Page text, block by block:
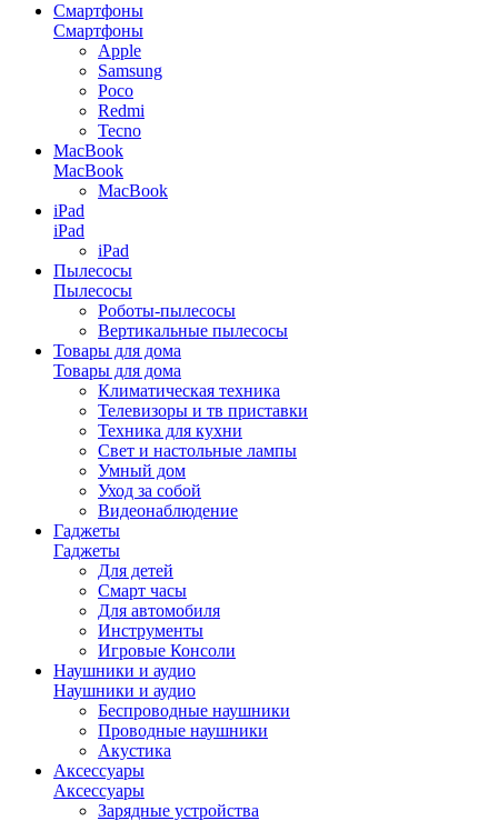
Смартфоны
Смартфоны
Apple
Samsung
Poco
Redmi
Tecno
MacBook
MacBook
MacBook
iPad
iPad
iPad
Пылесосы
Пылесосы
Роботы-пылесосы
Вертикальные пылесосы
Товары для дома
Товары для дома
Климатическая техника
Телевизоры и тв приставки
Техника для кухни
Свет и настольные лампы
Умный дом
Уход за собой
Видеонаблюдение
Гаджеты
Гаджеты
Для детей
Смарт часы
Для автомобиля
Инструменты
Игровые Консоли
Наушники и аудио
Наушники и аудио
Беспроводные наушники
Проводные наушники
Акустика
Аксессуары
Аксессуары
Зарядные устройства